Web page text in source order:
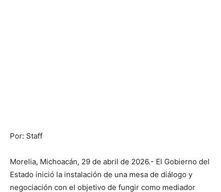
Por: Staff
Morelia, Michoacán, 29 de abril de 2026.- El Gobierno del
Estado inició la instalación de una mesa de diálogo y
negociación con el objetivo de fungir como mediador